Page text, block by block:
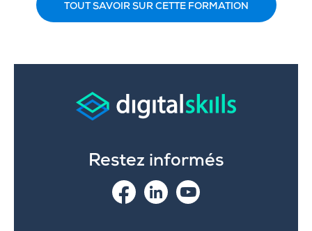
TOUT SAVOIR SUR CETTE FORMATION
Restez informés